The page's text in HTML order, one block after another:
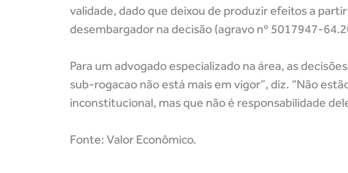
validade, dado que deixou de produzir efeitos a
desembargador na decisão (agravo nº 5017947-
Para um advogado especializado na área, as
sub-rogacao não está mais em vigor”, diz. “Não
inconstitucional, mas que não é responsabilidade
Fonte: Valor Econômico.